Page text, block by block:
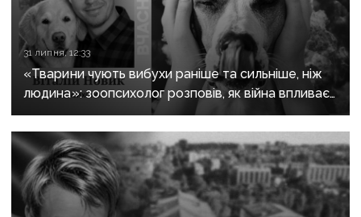
31 липня, 12:33
«Тварини чують вибухи раніше та сильніше, ніж
людина»: зоопсихолог розповів, як війна впливає
на домашніх улюбленців